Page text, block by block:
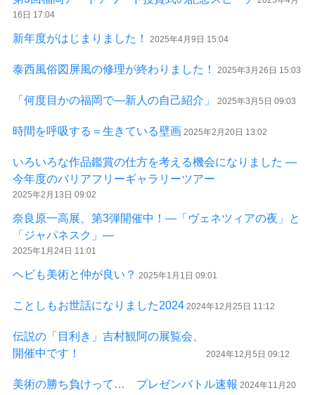
16日 17:04
新年度がはじまりました！ 2025年4月9日 15:04
泰西風俗図屏風の修理が終わりました！ 2025年3月26日 15:03
「何度目かの福岡で―新人の自己紹介」 2025年3月5日 09:03
時間を呼吸する＝生きている壁画 2025年2月20日 13:02
いろいろな作品鑑賞の仕方を考える機会になりました ―
今年度のバリアフリーギャラリーツアー
2025年2月13日 09:02
奈良原一高展、第3弾開催中！―「ヴェネツィアの夜」と
「ジャパネスク」―
2025年1月24日 11:01
ヘビも美術と仲が良い？ 2025年1月1日 09:01
ことしもお世話になりました2024 2024年12月25日 11:12
伝説の「目利き」吉村観阿の展覧会、
開催中です！
2024年12月5日 09:12
美術の勝ち負けって… プレゼンバトル速報 2024年11月20